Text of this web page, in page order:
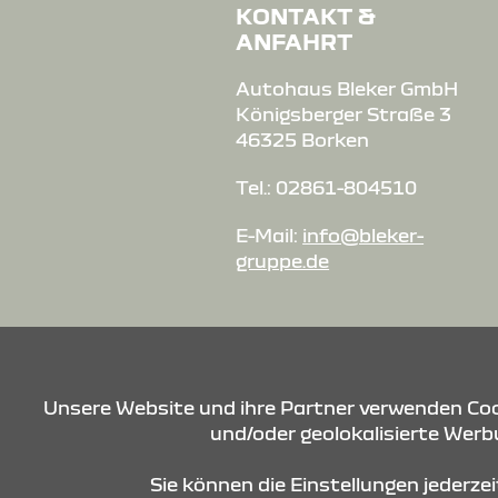
KONTAKT &
ANFAHRT
Autohaus Bleker GmbH
Königsberger Straße 3
46325 Borken
Tel.: 02861-804510
E-Mail: info@bleker-
gruppe.de
Unsere Website und ihre Partner verwenden
und/oder geolokalisierte
Sie können die Einstellungen